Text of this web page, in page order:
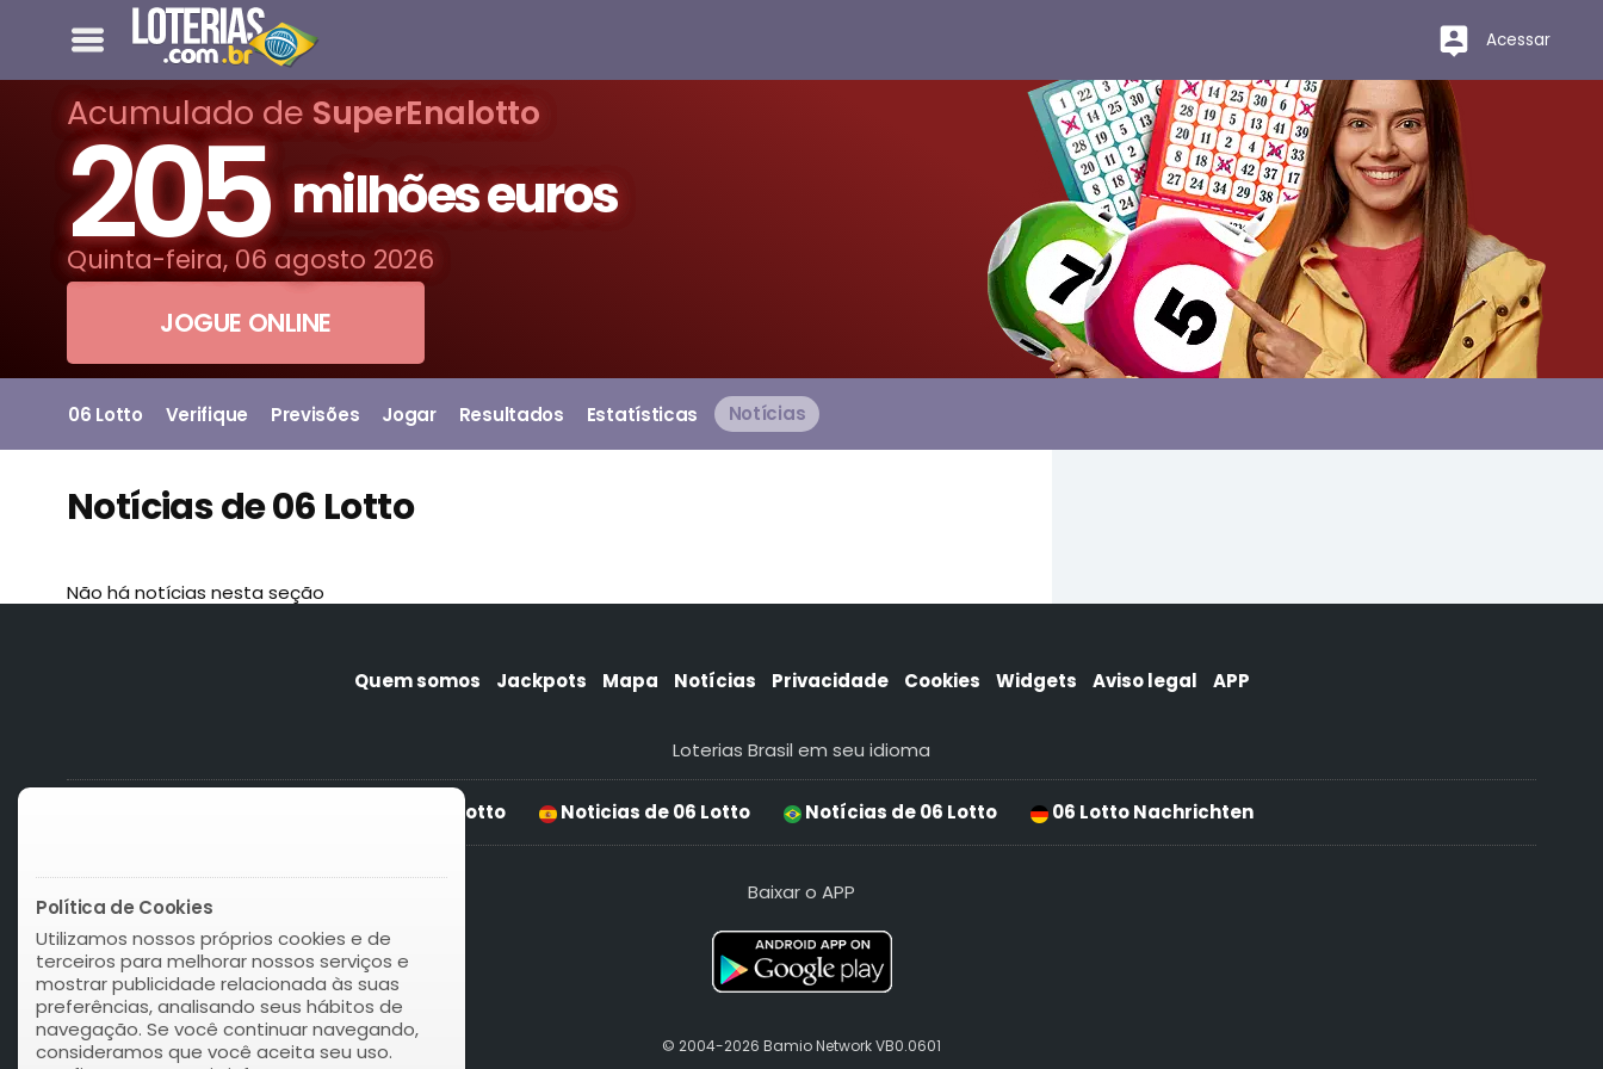
Acessar
Acumulado de SuperEnalotto
205 milhões euros
Quinta-feira, 06 agosto 2026
JOGUE ONLINE
06 Lotto Verifique Previsões Jogar Resultados Estatísticas Notícias
Notícias de 06 Lotto
Não há notícias nesta seção
Quem somos Jackpots Mapa Notícias Privacidade Cookies Widgets Aviso legal APP
Loterias Brasil em seu idioma
News 06 Lotto Noticias de 06 Lotto Notícias de 06 Lotto 06 Lotto Nachrichten
Baixar o APP
© 2004-2026 Bamio Network VB0.0601
Política de Cookies
Utilizamos nossos próprios cookies e de
terceiros para melhorar nossos serviços e
mostrar publicidade relacionada às suas
preferências, analisando seus hábitos de
navegação. Se você continuar navegando,
consideramos que você aceita seu uso.